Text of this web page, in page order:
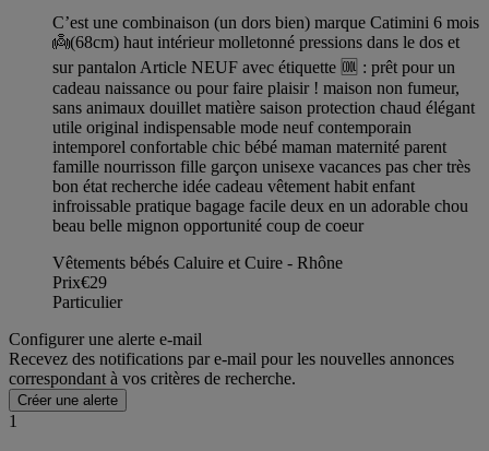
C’est une combinaison (un dors bien) marque Catimini 6 mois
👼(68cm) haut intérieur molletonné pressions dans le dos et
sur pantalon Article NEUF avec étiquette 🆒 : prêt pour un
cadeau naissance ou pour faire plaisir ! maison non fumeur,
sans animaux douillet matière saison protection chaud élégant
utile original indispensable mode neuf contemporain
intemporel confortable chic bébé maman maternité parent
famille nourrisson fille garçon unisexe vacances pas cher très
bon état recherche idée cadeau vêtement habit enfant
infroissable pratique bagage facile deux en un adorable chou
beau belle mignon opportunité coup de coeur
Vêtements bébés Caluire et Cuire - Rhône
Prix€29
Particulier
Configurer une alerte e-mail
Recevez des notifications par e-mail pour les nouvelles annonces
correspondant à vos critères de recherche.
Créer une alerte
1